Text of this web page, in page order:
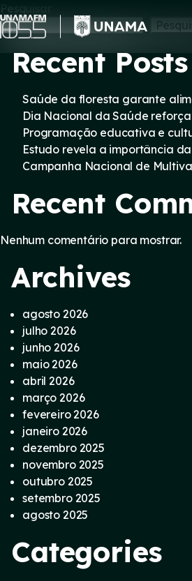
Skip
to
content
Pesquisar
Recent Posts
Saúde da floresta garante
Dia Nacional da Saúde
Programação educativa e
Estudo revela a importância
Campanha Nacional de
Recent
Nenhum comentário para mostrar.
Archives
agosto 2026
julho 2026
junho 2026
maio 2026
abril 2026
março 2026
fevereiro 2026
janeiro 2026
dezembro 2025
novembro 2025
outubro 2025
setembro 2025
agosto 2025
Categories